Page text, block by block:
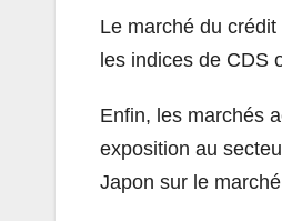
Le marché du
les indices de CDS
Enfin, les marchés
exposition au
Japon sur le